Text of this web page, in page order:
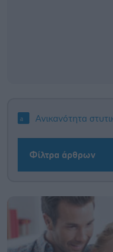
Ανικανότητα
Φίλτρα άρθρων